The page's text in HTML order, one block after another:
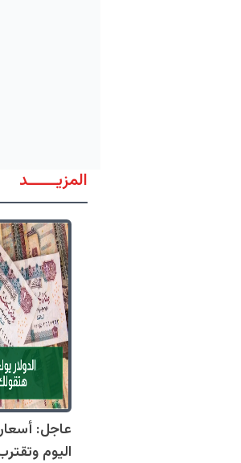
المزيــــــد
عاجل: أسعار